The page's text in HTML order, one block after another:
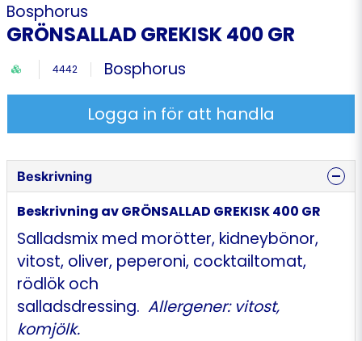
Bosphorus
GRÖNSALLAD GREKISK 400 GR
4442 Bosphorus
Logga in för att handla
Beskrivning
Beskrivning av GRÖNSALLAD GREKISK 400 GR
Salladsmix med morötter, kidneybönor,
vitost, oliver, peperoni, cocktailtomat,
rödlök och
salladsdressing. Allergener: vitost,
komjölk.